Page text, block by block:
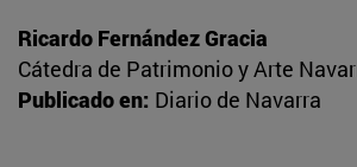
Ricardo Fernández Gracia
Cátedra de Patrimonio y Arte
Publicado en: Diario de Navarra